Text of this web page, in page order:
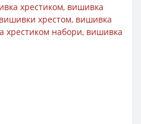
хрестиком, вишивка
хрестом, вишивка
хрестиком набори, вишивка